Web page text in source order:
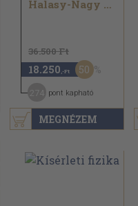
MEGNÉZEM
Halasy-Nagy József...
36.500 Ft
18.250 ,-Ft 50
pont kapható